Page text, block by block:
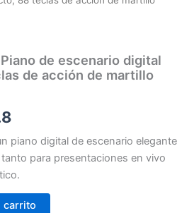
de escenario digital
de acción de martillo
piano digital de escenario elegante
para presentaciones en vivo
carrito